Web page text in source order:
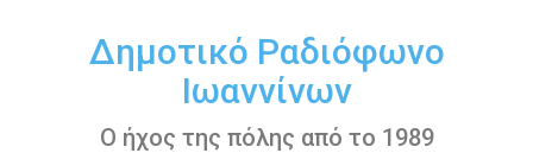
περιεχόμενοΔημοτικό Ραδιόφωνο
Ιωαννίνων
Ο ήχος της πόλης από το 1989